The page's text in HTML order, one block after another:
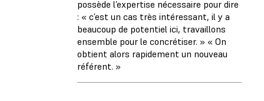
possède l’expertise nécessaire pour dire
: « c’est un cas très intéressant, il y a
beaucoup de potentiel ici, travaillons
ensemble pour le concrétiser. » « On
obtient alors rapidement un nouveau
référent. »